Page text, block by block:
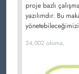
proje bazlı
yazılımdır. Bu
24,002 okuma,